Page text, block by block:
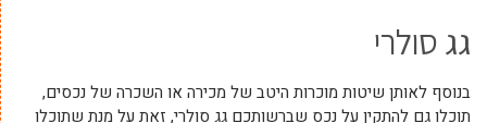
גג סולרי
בנוסף לאותן שיטות מוכרות היטב של מכירה או השכרה של נכסים,
תוכלו גם להתקין על נכס שברשותכם גג סולרי, זאת על מנת שתוכלו